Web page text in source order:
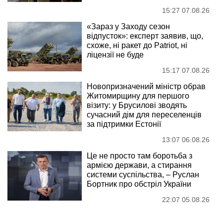
15:27 07.08.26
«Зараз у Заходу сезон
відпусток»: експерт заявив, що,
схоже, ні ракет до Patriot, ні
ліцензії не буде
15:17 07.08.26
Новопризначений міністр обрав
Житомирщину для першого
візиту: у Брусилові зводять
сучасний дім для переселенців
за підтримки Естонії
13:07 06.08.26
Це не просто там боротьба з
армією держави, а стирання
системи суспільства, – Руслан
Бортник про обстріл України
22:07 05.08.26